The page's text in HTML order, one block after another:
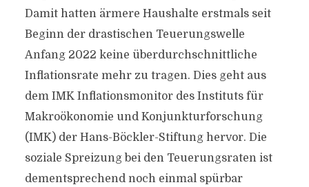
Damit hatten ärmere Haushalte erstmals seit
Beginn der drastischen Teuerungswelle
Anfang 2022 keine überdurchschnittliche
Inflationsrate mehr zu tragen. Dies geht aus
dem IMK Inflationsmonitor des Instituts für
Makroökonomie und Konjunkturforschung
(IMK) der Hans-Böckler-Stiftung hervor. Die
soziale Spreizung bei den Teuerungsraten ist
dementsprechend noch einmal spürbar